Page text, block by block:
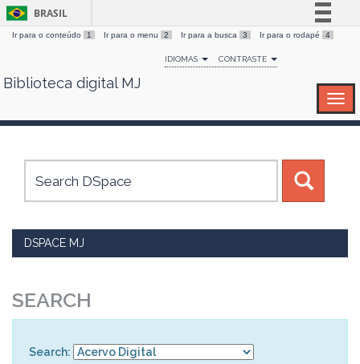
Skip
BRASIL
Simplifique!
Comunica BR
Canais
Ir para o conteúdo 1 Ir para o menu 2 Ir para a busca 3 Ir para o rodapé 4
IDIOMAS CONTRASTE
Biblioteca digital MJ
DSPACE MJ
SEARCH
Search: